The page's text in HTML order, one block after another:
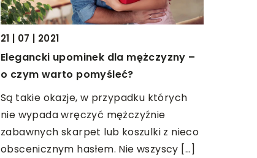
21 | 07 | 2021
Elegancki upominek dla mężczyzny –
o czym warto pomyśleć?
Są takie okazje, w przypadku których
nie wypada wręczyć mężczyźnie
zabawnych skarpet lub koszulki z nieco
obscenicznym hasłem. Nie wszyscy […]